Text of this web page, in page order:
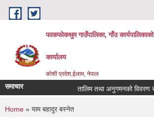
Skip to main content
फाकफोकथुम गाउँपालिका, गाँउ कार्यपालिकाको
कार्यालय
कोशी प्रदेश,ईलाम, नेपाल
समाचार तालिम तथा अनुगमनको विवरण
You are here
Home » याम बहादुर बस्नेत